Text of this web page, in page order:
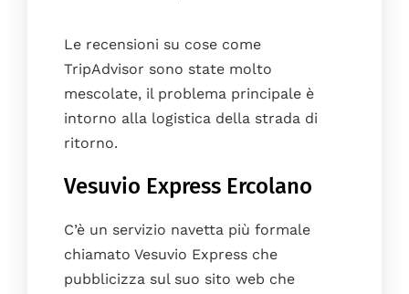
Le recensioni su cose come
TripAdvisor sono state molto
mescolate, il problema principale è
intorno alla logistica della strada di
ritorno.
Vesuvio Express Ercolano
C’è un servizio navetta più formale
chiamato Vesuvio Express che
pubblicizza sul suo sito web che